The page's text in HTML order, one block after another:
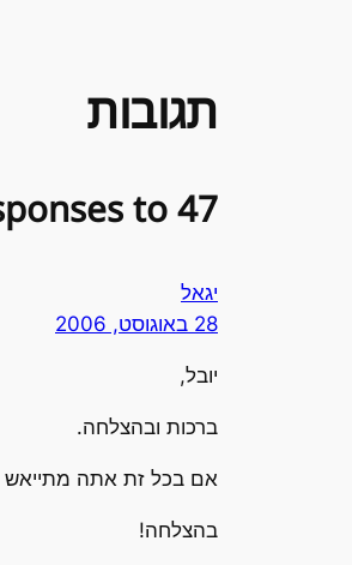
תגובות
47 responses to “שנה לגלוב”
יגאל
28 באוגוסט, 2006
יובל,
ברכות ובהצלחה.
אם בכל זת אתה מתייאש
בהצלחה!